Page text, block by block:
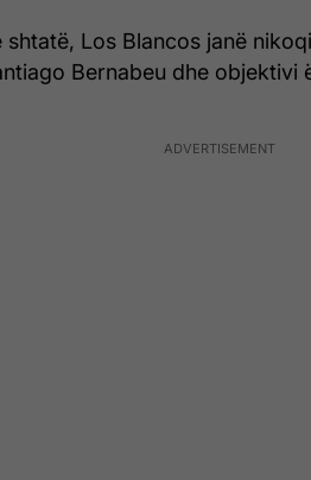
shtatë, Los Blancos janë
Bernabeu dhe objektivi